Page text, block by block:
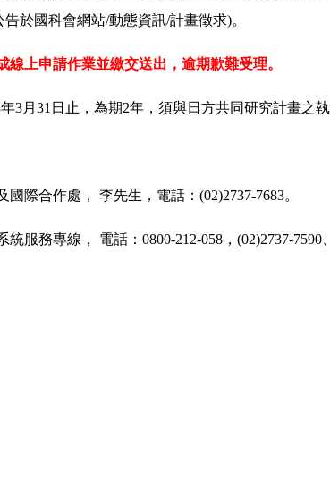
於國科會網站/動態資訊/計畫徵求)。
線上申請作業並繳交送出，逾期歉難受理。
3月31日止，為期2年，須與日方共同研究計畫之執
際合作處， 李先生，電話：(02)2737-7683。
服務專線， 電話：0800-212-058，(02)2737-7590